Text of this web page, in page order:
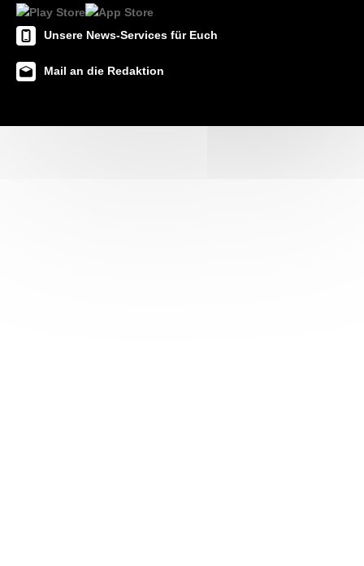
Unsere News-Services für Euch
Mail an die Redaktion